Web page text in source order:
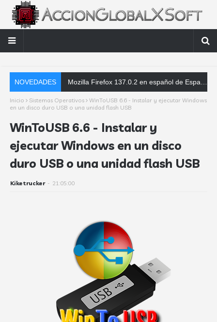
NOVEDADES Mozilla Firefox 137.0.2 en español de España - Parche de corrección de errores - Instaladores offline
Inicio Sistemas Operativos
WinToUSB 6.6 - Instalar y ejecutar Windows
en un disco duro USB o una unidad flash USB
WinToUSB 6.6 - Instalar y
ejecutar Windows en un disco
duro USB o una unidad flash USB
Kiketrucker - 21:05:00